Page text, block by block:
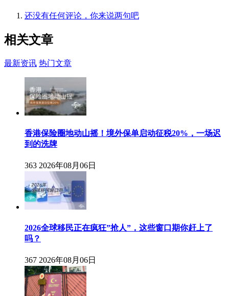
还没有任何评论，你来说两句吧
相关文章
最新资讯 热门文章
香港保险圈地动山摇！境外保单启动征税20%，一场迟
到的洗牌
363 2026年08月06日
2026全球移民正在疯狂”抢人”，这些窗口期你赶上了
吗？
367 2026年08月06日